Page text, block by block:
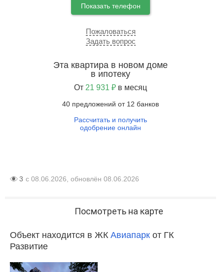
Показать телефон
Пожаловаться
Задать вопрос
Эта квартира в новом доме
в ипотеку
От 21 931 ₽ в месяц
40 предложений от 12 банков
Рассчитать и получить
одобрение онлайн
3 с 08.06.2026, обновлён 08.06.2026
Посмотреть на карте
Объект находится в ЖК Авиапарк от ГК
Развитие